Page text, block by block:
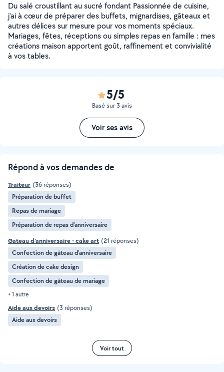
Du salé croustillant au sucré fondant Passionnée de cuisine,
j'ai à cœur de préparer des buffets, mignardises, gâteaux et
autres délices sur mesure pour vos moments spéciaux.
Mariages, fêtes, réceptions ou simples repas en famille : mes
créations maison apportent goût, raffinement et convivialité
à vos tables.
5/5
Basé sur 3 avis
Voir ses avis
Répond à vos demandes de
Traiteur (36 réponses)
Préparation de buffet
Repas de mariage
Préparation de repas d'anniversaire
Gateau d'anniversaire - cake art (21 réponses)
Confection de gâteau d'anniversaire
Création de cake design
Confection de gâteau de mariage
+ 1 autre
Aide aux devoirs (3 réponses)
Aide aux devoirs
Voir tout